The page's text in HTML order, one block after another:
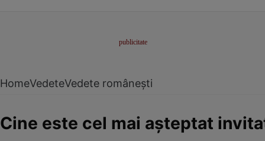
HomeVedeteVedete românești
Cine este cel mai așteptat